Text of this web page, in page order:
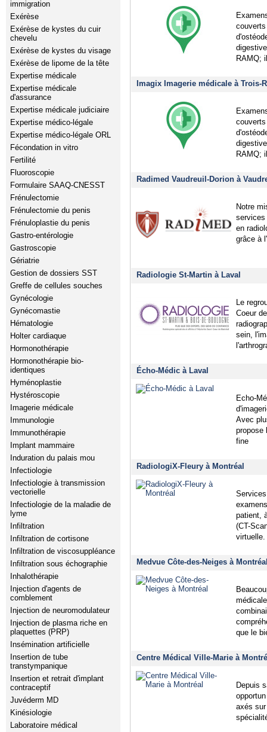
immigration
Exérèse
Exérèse de kystes du cuir
chevelu
Exérèse de kystes du visage
Exérèse de lipome de la tête
Expertise médicale
Expertise médicale
d'assurance
Expertise médicale judiciaire
Expertise médico-légale
Expertise médico-légale ORL
Fécondation in vitro
Fertilité
Fluoroscopie
Formulaire SAAQ-CNESST
Frénulectomie
Frénulectomie du penis
Frénuloplastie du penis
Gastro-entérologie
Gastroscopie
Gériatrie
Gestion de dossiers SST
Greffe de cellules souches
Gynécologie
Gynécomastie
Hématologie
Holter cardiaque
Hormonothérapie
Hormonothérapie bio-
identiques
Hyménoplastie
Hystéroscopie
Imagerie médicale
Immunologie
Immunothérapie
Implant mammaire
Induration du palais mou
Infectiologie
Infectiologie à transmission
vectorielle
Infectiologie de la maladie de
lyme
Infiltration
Infiltration de cortisone
Infiltration de viscosuppléance
Infiltration sous échographie
Inhalothérapie
Injection d'agents de
comblement
Injection de neuromodulateur
Injection de plasma riche en
plaquettes (PRP)
Insémination artificielle
Insertion de tube
transtympanique
Insertion et retrait d'implant
contraceptif
Juvéderm MD
Kinésiologie
Laboratoire médical
RAMQ;
Imagix Imagerie médicale à Trois-
RAMQ;
Radimed Vaudreuil-Dorion à
Notre
services
en
grâce à
Radiologie St-Martin à Laval
Le
Coeur
sein,
Écho-Médic à Laval
Echo-
Avec
propose
fine
RadiologiX-Fleury à Montréal
patient,
(CT-
virtuelle.
Medvue Côte-des-Neiges à
que le
Centre Médical Ville-Marie à
Depuis
axés